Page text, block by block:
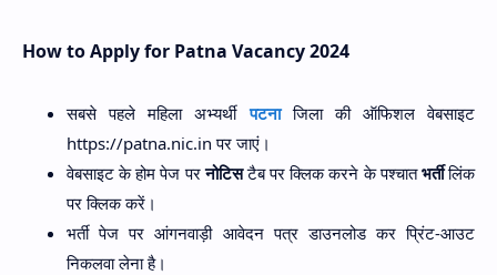
How to Apply for Patna Vacancy 2024
सबसे पहले महिला अभ्यर्थीपटनाजिला की ऑफिशल वेबसाइट
https://patna.nic.in पर जाएं।
वेबसाइट के होम पेज परनोटिसटैब पर क्लिक करने के पश्चातभर्तीलिंक
पर क्लिक करें।
भर्ती पेज पर आंगनवाड़ी आवेदन पत्र डाउनलोड कर प्रिंट-आउट
निकलवा लेना है।